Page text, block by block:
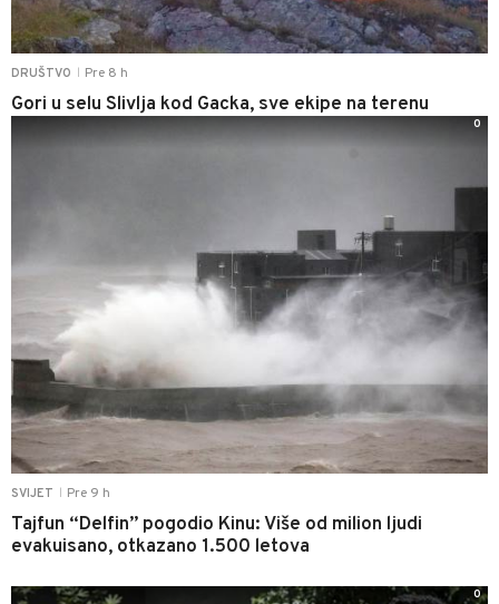
DRUŠTVO Pre 8 h
Gori u selu Slivlja kod Gacka, sve ekipe na terenu
SVIJET Pre 9 h
Tajfun “Delfin” pogodio Kinu: Više od milion ljudi
evakuisano, otkazano 1.500 letova
0
0